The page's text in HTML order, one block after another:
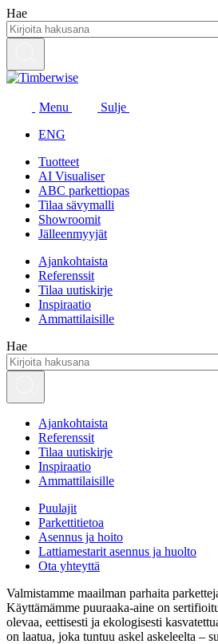
Siirry
sisältöön
Hae
Menu
Sulje
ENG
Tuotteet
AI Visualiser
ABC parkettiopas
Tilaa sävymalli
Showroomit
Jälleenmyyjät
Ajankohtaista
Referenssit
Tilaa uutiskirje
Inspiraatio
Ammattilaisille
Hae
Ajankohtaista
Referenssit
Tilaa uutiskirje
Inspiraatio
Ammattilaisille
Puulajit
Parkettitietoa
Asennus ja hoito
Lattiamestarit asennus ja huolto
Ota yhteyttä
Valmistamme maailman parhaita
Käyttämämme puuraaka-aine on
olevaa, eettisesti ja ekologisesti
on laatua, joka tuntuu askel askeleelta –